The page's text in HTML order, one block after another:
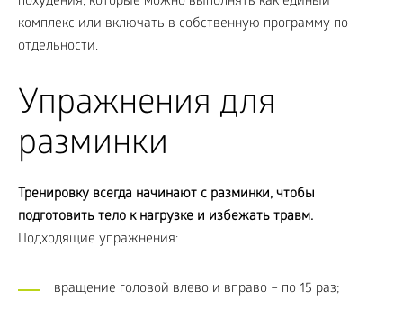
комплекс или включать в собственную программу по
отдельности.
Упражнения для
разминки
Тренировку всегда начинают с разминки, чтобы
подготовить тело к нагрузке и избежать травм.
Подходящие упражнения:
вращение головой влево и вправо – по 15 раз;